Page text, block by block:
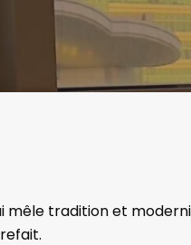
mêle tradition et